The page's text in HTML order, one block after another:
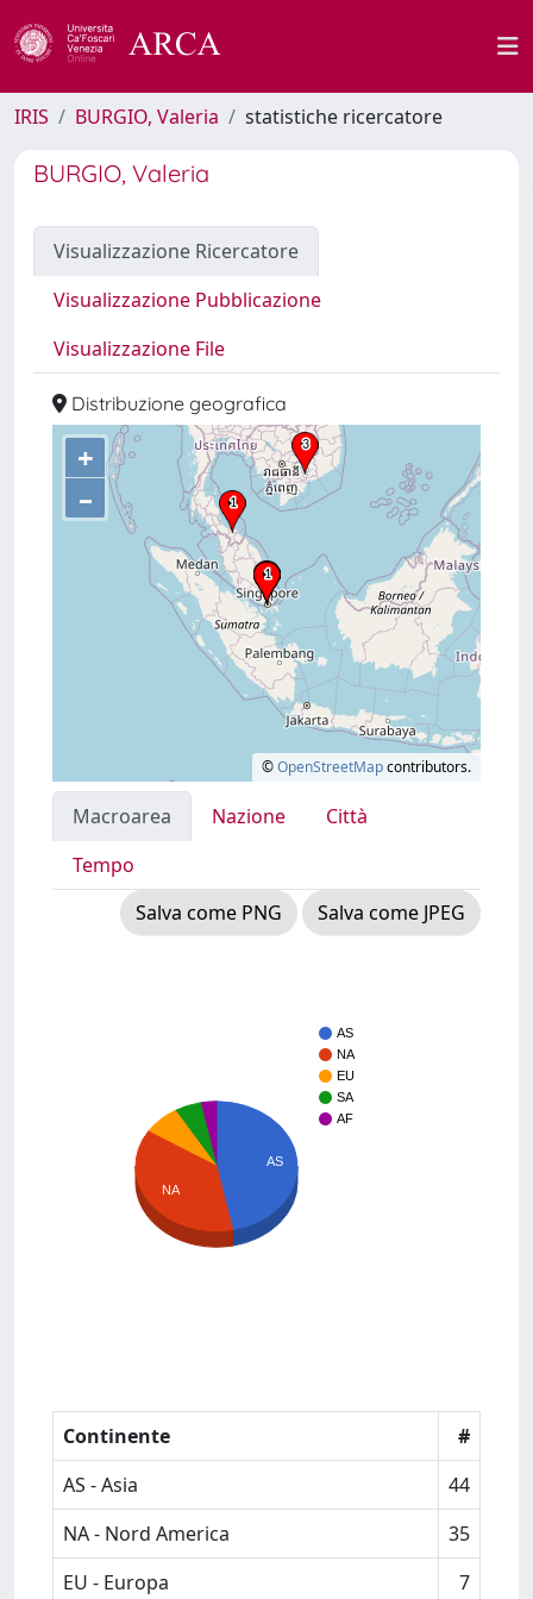
IRIS BURGIO, Valeria statistiche ricercatore
BURGIO, Valeria
Visualizzazione Ricercatore
Visualizzazione Pubblicazione
Visualizzazione File
Distribuzione geografica
+
–
©OpenStreetMapcontributors.
Macroarea Nazione
Città
Tempo
Salva come PNG
Salva come JPEG
AS
NA
EU
SA
AF
AS
NA
Continente
#
AS - Asia
44
NA - Nord America
35
EU - Europa
7